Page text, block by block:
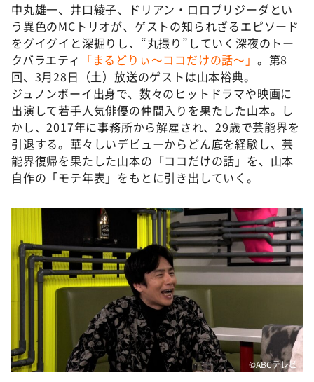
新婚さんいらっしゃい！
ポツンと一軒家
ザキ山小屋本館
ぺこぱのまるスポ
アナ回覧板
中丸雄一、井口綾子、ドリアン・ロロブリジーダとい
う異色のMCトリオが、ゲストの知られざるエピソード
をグイグイと深掘りし、“丸撮り”していく深夜のトー
クバラエティ 「まるどりぃ〜ココだけの話〜」 。第8
回、3月28日（土）放送のゲストは山本裕典。
ジュノンボーイ出身で、数々のヒットドラマや映画に
出演して若手人気俳優の仲間入りを果たした山本。し
かし、2017年に事務所から解雇され、29歳で芸能界を
引退する。華々しいデビューからどん底を経験し、芸
能界復帰を果たした山本の「ココだけの話」を、山本
自作の「モテ年表」をもとに引き出していく。
©ABCテレビ